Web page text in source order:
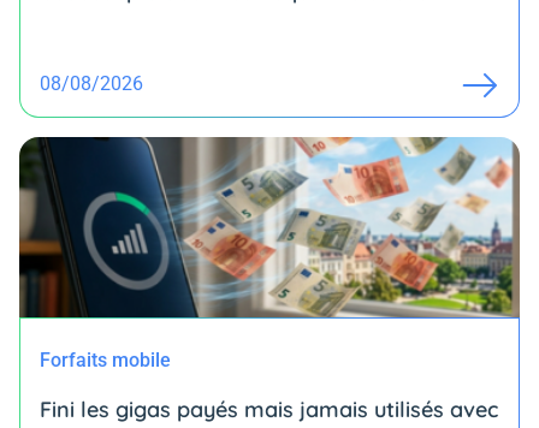
08/08/2026
Forfaits mobile
Fini les gigas payés mais jamais utilisés avec